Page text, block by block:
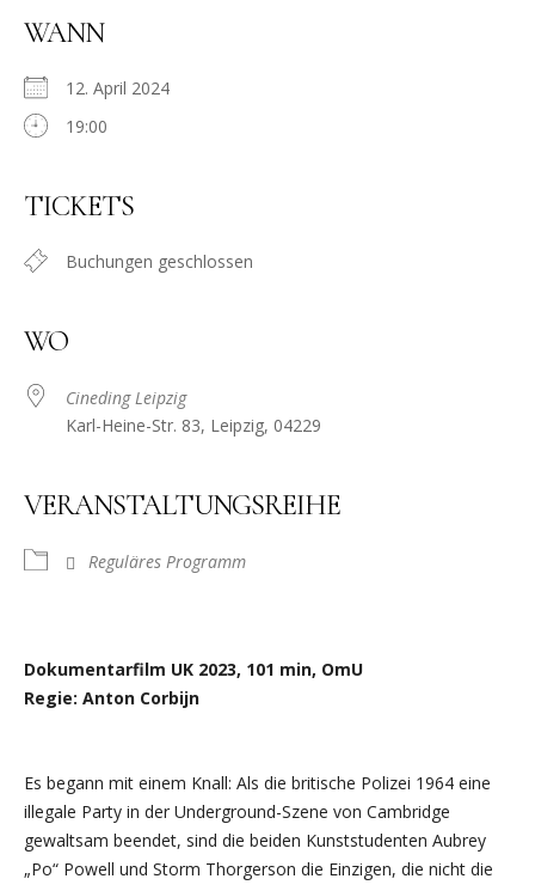
WANN
12. April 2024
19:00
TICKETS
Buchungen geschlossen
WO
Cineding Leipzig
Karl-Heine-Str. 83, Leipzig, 04229
VERANSTALTUNGSREIHE
Reguläres Programm
Dokumentarfilm UK 2023, 101 min, OmU
Regie: Anton Corbijn
Es begann mit einem Knall: Als die britische Polizei 1964 eine
illegale Party in der Underground-Szene von Cambridge
gewaltsam beendet, sind die beiden Kunststudenten Aubrey
„Po“ Powell und Storm Thorgerson die Einzigen, die nicht die